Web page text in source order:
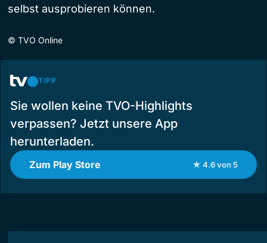
selbst ausprobieren können.
© TVO Online
TIPP
Sie wollen keine TVO-Highlights
verpassen? Jetzt unsere App
herunterladen.
Zum Play Store ★ 4.6 von 5